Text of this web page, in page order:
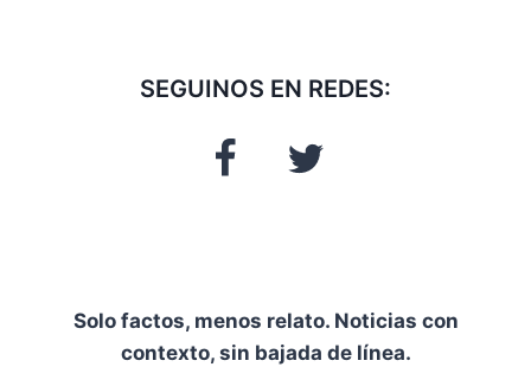
SEGUINOS EN REDES:
Solo factos, menos relato. Noticias con
contexto, sin bajada de línea.